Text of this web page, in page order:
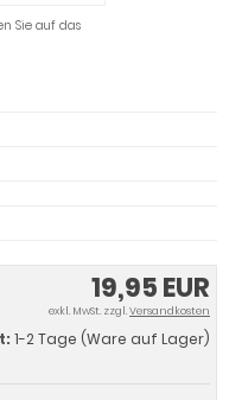
Sie auf das
19,95 EUR
exkl. MwSt. zzgl.Versandkosten
1-2 Tage (Ware auf Lager)